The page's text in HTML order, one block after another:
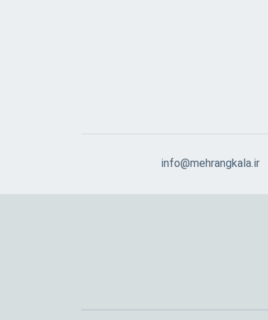
info@mehrangkala.ir